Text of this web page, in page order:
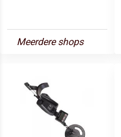
Meerdere shops